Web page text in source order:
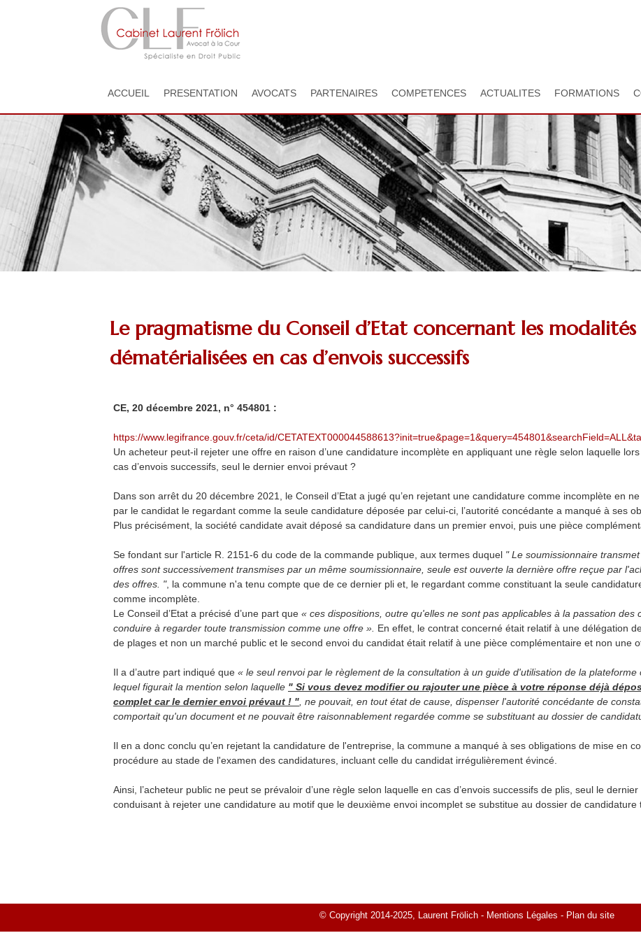
ACCUEIL PRESENTATION AVOCATS PARTENAIRES COMPETENCES ACTUALITES FORMATIONS
Le pragmatisme du Conseil d’Etat concernant les
dématérialisées en cas d’envois successifs
CE, 20 décembre 2021, n° 454801 :
https://www.legifrance.gouv.fr/ceta/id/
Un acheteur peut-il rejeter une offre en raison d’une candidature incomplète en appliquant une règle selon laquelle
cas d’envois successifs, seul le dernier envoi prévaut ?
Dans son arrêt du 20 décembre 2021, le Conseil d’Etat a jugé qu’en rejetant une candidature comme incomplète en
par le candidat le regardant comme la seule candidature déposée par celui-ci, l’autorité concédante a manqué à ses
Plus précisément, la société candidate avait déposé sa candidature dans un premier envoi, puis une pièce
Se fondant sur l'article R. 2151-6 du code de la commande publique, aux termes duquel " Le soumissionnaire
offres sont successivement transmises par un même soumissionnaire, seule est ouverte la dernière offre reçue par
des offres. ", la commune n'a tenu compte que de ce dernier pli et, le regardant comme constituant la seule
comme incomplète.
Le Conseil d’Etat a précisé d’une part que « ces dispositions, outre qu'elles ne sont pas applicables à la passation des
conduire à regarder toute transmission comme une offre ». En effet, le contrat concerné était relatif à une délégation
de plages et non un marché public et le second envoi du candidat était relatif à une pièce complémentaire et non une
Il a d’autre part indiqué que « le seul renvoi par le règlement de la consultation à un guide d'utilisation de la
lequel figurait la mention selon laquelle " Si vous devez modifier ou rajouter une pièce à votre réponse déjà
complet car le dernier envoi prévaut ! " , ne pouvait, en tout état de cause, dispenser l'autorité concédante de
comportait qu'un document et ne pouvait être raisonnablement regardée comme se substituant au dossier de
Il en a donc conclu qu’en rejetant la candidature de l'entreprise, la commune a manqué à ses obligations de mise en
procédure au stade de l'examen des candidatures, incluant celle du candidat irrégulièrement évincé.
Ainsi, l’acheteur public ne peut se prévaloir d’une règle selon laquelle en cas d’envois successifs de plis, seul le
conduisant à rejeter une candidature au motif que le deuxième envoi incomplet se substitue au dossier de candidature
© Copyright 2014-2025, Laurent Frölich - Mentions Légales - Plan du site